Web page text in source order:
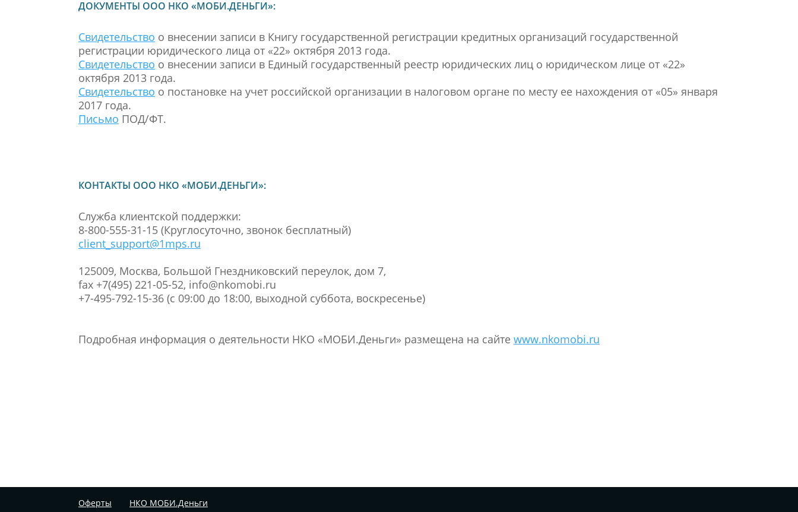
ДОКУМЕНТЫ ООО НКО «МОБИ.ДЕНЬГИ»:
Свидетельство о внесении записи в Книгу государственной регистрации кредитных организаций государственной
регистрации юридического лица от «22» октября 2013 года.
Свидетельство о внесении записи в Единый государственный реестр юридических лиц о юридическом лице от «22»
октября 2013 года.
Свидетельство о постановке на учет российской организации в налоговом органе по месту ее нахождения от «05» января
2017 года.
Письмо ПОД/ФТ.
КОНТАКТЫ ООО НКО «МОБИ.ДЕНЬГИ»:
Служба клиентской поддержки:
8-800-555-31-15 (Круглосуточно, звонок бесплатный)
client_support@1mps.ru
125009, Москва, Большой Гнездниковский переулок, дом 7,
fax +7(495) 221-05-52, info@nkomobi.ru
+7-495-792-15-36 (с 09:00 до 18:00, выходной суббота, воскресенье)
Подробная информация о деятельности НКО «МОБИ.Деньги» размещена на сайте www.nkomobi.ru
Оферты НКО МОБИ.Деньги